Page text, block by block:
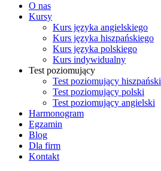
O nas
Kursy
Kurs języka angielskiego
Kurs języka hiszpańskiego
Kurs języka polskiego
Kurs indywidualny
Test poziomujący
Test poziomujący hiszpański
Test poziomujący polski
Test poziomujący angielski
Harmonogram
Egzamin
Blog
Dla firm
Kontakt